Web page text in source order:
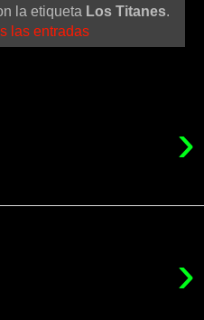
la etiqueta Los Titanes.
las entradas
›
›